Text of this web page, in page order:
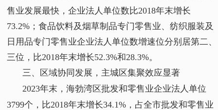
售业发展最快，企业法人单位数比2018年末增长
73.2%；食品饮料及烟草制品专门零售业、纺织服装及
日用品专门零售业企业法人单位数增速位分别居第二、
三位，比2018年末增长52.3%和28.3%。
三、区域协同发展，主城区集聚效应显著
2023年末，海勃湾区批发和零售业企业法人单位
3799个，比2018年末增长34.1%，占全市批发和零售业